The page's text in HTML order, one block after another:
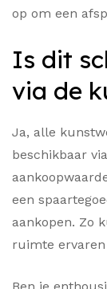
op om een
Is dit
via de
Ja, alle
beschikbaar
een
aankopen. Zo
ruimte